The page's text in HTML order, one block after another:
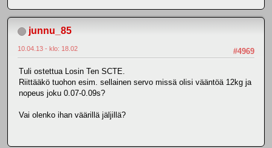
junnu_85
#4969
10.04.13 - klo: 18.02
Tuli ostettua Losin Ten SCTE.
Riittääkö tuohon esim. sellainen servo missä olisi vääntöä 12kg ja
nopeus joku 0.07-0.09s?
Vai olenko ihan väärillä jäljillä?